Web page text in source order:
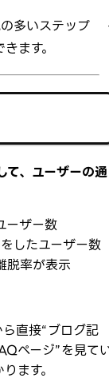
多いステップ
ます。
て、ユーザーの通
ーザー数
したユーザー数
脱率が表示
直接“ブログ記
ページ”を見て
ます。